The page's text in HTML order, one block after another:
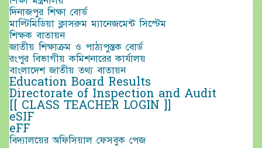
দিনাজপুর শিক্ষা বোর্ড
মাল্টিমিডিয়া ক্লাসরুম ম্যানেজমেন্ট সিস্টেম
শিক্ষক বাতায়ন
জাতীয় শিক্ষাক্রম ও পাঠ্যপুস্তক বোর্ড
রংপুর বিভাগীয় কমিশনারের কার্যালয়
বাংলাদেশ জাতীয় তথ্য বাতায়ন
Education Board Results
Directorate of Inspection and Audit
[[ CLASS TEACHER LOGIN ]]
eSIF
eFF
বিদ্যালয়ের অফিসিয়াল ফেসবুক পেজ